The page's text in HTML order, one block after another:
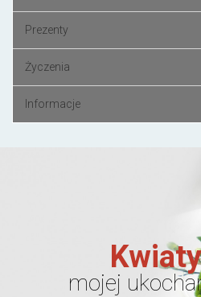
Prezenty
Życzenia
Informacje
mojej